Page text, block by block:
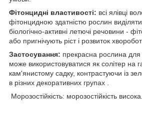
Фітонцидні властивості: всі ялівці
фітонцидною здатністю рослин
біологічно-активні летючі речовини -
або пригнічують ріст і розвиток
Застосування: прекрасна рослина для
може використовуватися як солітер на
кам'янистому садку, контрастуючи із
в різних декоративних групах .
Морозостійкість: морозостійкість висока.